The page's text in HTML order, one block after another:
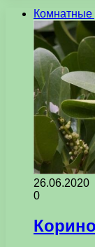
Комнатные
26.06.2020
0